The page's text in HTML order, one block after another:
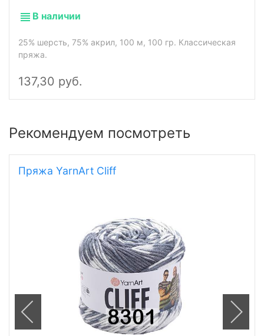
В наличии
25% шерсть, 75% акрил, 100 м, 100 гр. Классическая
пряжа.
137,30 руб.
Рекомендуем посмотреть
Пряжа YarnArt Cliff